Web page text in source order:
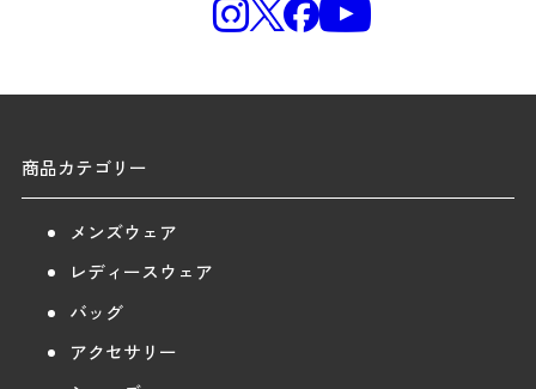
商品カテゴリー
メンズウェア
レディースウェア
バッグ
アクセサリー